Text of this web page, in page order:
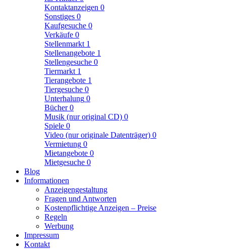
Kontaktanzeigen 0
Sonstiges 0
Kaufgesuche 0
Verkäufe 0
Stellenmarkt 1
Stellenangebote 1
Stellengesuche 0
Tiermarkt 1
Tierangebote 1
Tiergesuche 0
Unterhalung 0
Bücher0
Musik (nur original CD) 0
Spiele 0
Video (nur originale Datenträger) 0
Vermietung 0
Mietangebote 0
Mietgesuche 0
Blog
Informationen
Anzeigengestaltung
Fragen und Antworten
Kostenpflichtige Anzeigen – Preise
Regeln
Werbung
Impressum
Kontakt